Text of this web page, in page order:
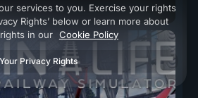
services to you. Exercise your rights
Rights’ below or learn more about
in our Cookie Policy
Your Privacy Rights